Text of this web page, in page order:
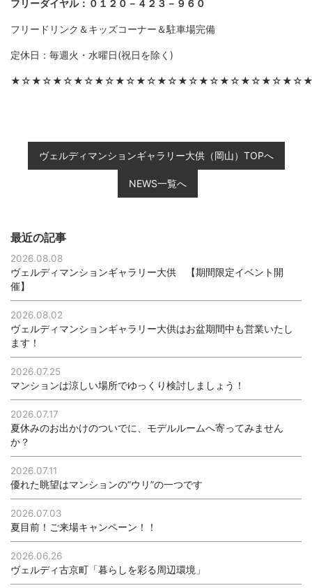
フリーダイヤル：０１２０－４２３－９６０
フリードリンク＆キッズコーナー＆駐車場完備
定休日：毎週火・水曜日(祝日を除く)
ヴェルディマンションギャラリー大供（岡山）TOPへ
NEWS一覧へ
最近の記事
2026.08.08
ヴェルディマンションギャラリー大供 【期間限定イベント開
催】
2026.08.02
ヴェルディマンションギャラリー大供はお盆期間中も営業いたし
ます！
2026.07.25
マンションは涼しい場所でゆっくり検討しましょう！
2026.07.17
夏休みのお出かけのついでに、モデルルームへ寄ってみません
か？
2026.07.11
優れた眺望はマンションの”ウリ”の一つです
2026.07.03
夏目前！ご来場キャンペーン！！
2026.06.26
ヴェルディ古京町「暮らしを彩る周辺環境」